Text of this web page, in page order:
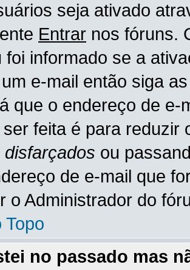
seja ativado
Entrar nos fóruns.
foi informado se a
e-mail então siga
que o endereço de
feita é para reduzir
disfarçados ou
de e-mail que
o Administrador do
Topo
no passado mas